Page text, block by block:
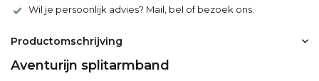
Wil je persoonlijk advies? Mail, bel of bezoek ons.
Productomschrijving
Aventurijn splitarmband